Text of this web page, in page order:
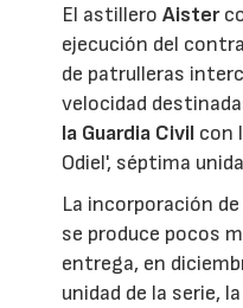
El astilleroAister
ejecución del
de patrulleras
velocidad
la Guardia Civil con
Odiel', séptima
La incorporación
se produce pocos
entrega, en
unidad de la serie,